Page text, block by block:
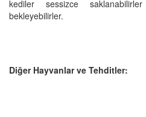
kediler sessizce
bekleyebilirler.
Diğer Hayvanlar ve Tehditler: